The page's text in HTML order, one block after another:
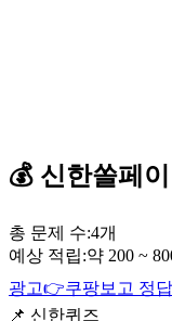
💰 신한쏠페이
총 문제 수:4개
예상 적립:약 200 ~
광고👉쿠팡보고 정답
📌 신한퀴즈